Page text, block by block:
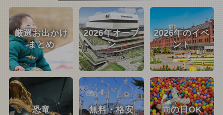
厳選お出かけ
まとめ
2026年オープ
ン
2026年のイベ
ント
恐竜 無料・格安 雨の日OK